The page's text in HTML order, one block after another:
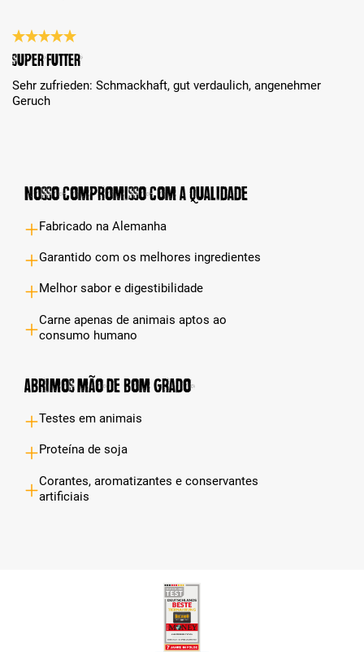
Análise com classificação de 5 de 5 estrelas
Super Futter
Sehr zufrieden: Schmackhaft, gut verdaulich, angenehmer
Geruch
Nosso compromisso com a qualidade
Fabricado na Alemanha
Garantido com os melhores ingredientes
Melhor sabor e digestibilidade
Carne apenas de animais aptos ao
consumo humano
Abrimos mão de bom grado
Testes em animais
Proteína de soja
Corantes, aromatizantes e conservantes
artificiais